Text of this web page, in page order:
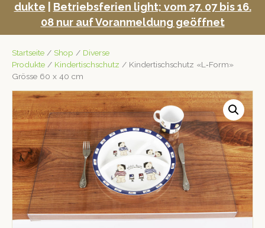
i
duk­te
Betrieb­s­fe­rien light; vom 27. 07 bis 16.
08 nur auf Voran­mel­dung geöffnet
Startseite / Shop / Diverse
Produkte / Kindertischschutz / Kindertischschutz «L‑Form»
Grösse 60 x 40 cm